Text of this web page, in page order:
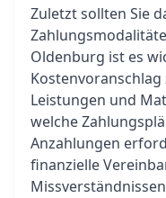
Zuletzt sollten Sie
Oldenburg ist es
Leistungen und
welche
Anzahlungen
finanzielle